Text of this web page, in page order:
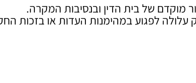
מוקדם של בית הדין ובנסיבות המקרה.
עלולה לפגוע במהימנות העדות או בזכות